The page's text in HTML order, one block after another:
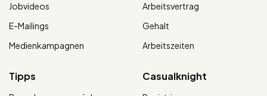
Jobvideos
E-Mailings
Medienkampagnen
Arbeitsvertrag
Gehalt
Arbeitszeiten
Tipps Casualknight